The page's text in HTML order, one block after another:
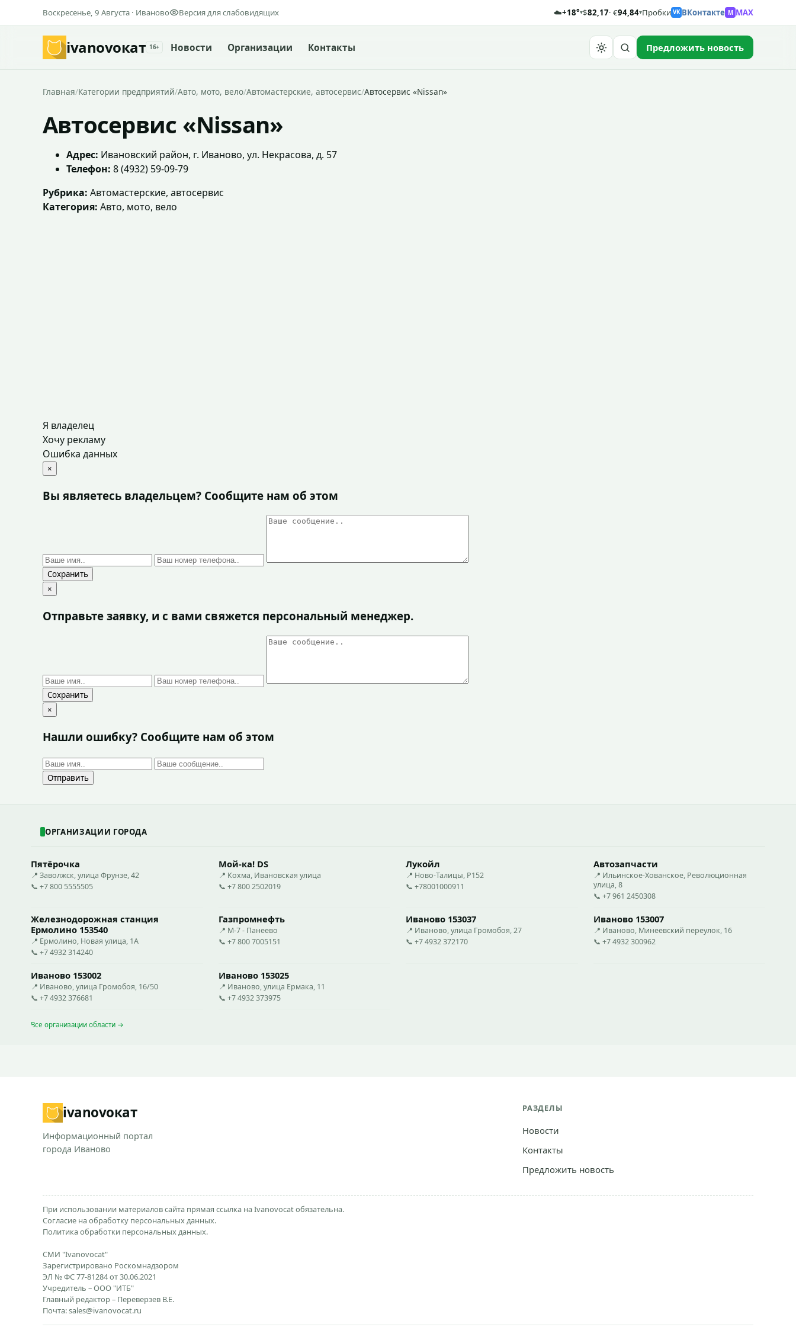
Воскресенье, 9 Августа · Иваново Версия для слабовидящих ☁️+18°▾$82,17· €94,84▾Пробки VK ВКонтакте M MAX
ivanovoкат 16+ Новости Организации Контакты Предложить новость
Главная/Категории предприятий/Авто, мото, вело/Автомастерские, автосервис/Автосервис «Nissan»
Автосервис «Nissan»
Адрес: Ивановский район, г. Иваново, ул. Некрасова, д. 57
Телефон: 8 (4932) 59-09-79
Рубрика: Автомастерские, автосервис
Категория: Авто, мото, вело
Я владелец
Хочу рекламу
Ошибка данных
×
Вы являетесь владельцем? Сообщите нам об этом
Сохранить
×
Отправьте заявку, и с вами свяжется персональный менеджер.
Сохранить
×
Нашли ошибку? Сообщите нам об этом
Отправить
ОРГАНИЗАЦИИ ГОРОДА
Пятёрочка
📍 Заволжск, улица Фрунзе, 42
📞 +7 800 5555505
Мой-ка! DS
📍 Кохма, Ивановская улица
📞 +7 800 2502019
Лукойл
📍 Ново-Талицы, Р152
📞 +78001000911
Автозапчасти
📍 Ильинское-Хованское, Революционная
улица, 8
📞 +7 961 2450308
Железнодорожная станция
Ермолино 153540
📍 Ермолино, Новая улица, 1А
📞 +7 4932 314240
Газпромнефть
📍 М-7 - Панеево
📞 +7 800 7005151
Иваново 153037
📍 Иваново, улица Громобоя, 27
📞 +7 4932 372170
Иваново 153007
📍 Иваново, Минеевский переулок, 16
📞 +7 4932 300962
Иваново 153002
📍 Иваново, улица Громобоя, 16/50
📞 +7 4932 376681
Иваново 153025
📍 Иваново, улица Ермака, 11
📞 +7 4932 373975
Все организации области →
ivanovoкат
Информационный портал
города Иваново
РАЗДЕЛЫ
Новости
Контакты
Предложить новость
При использовании материалов сайта прямая ссылка на Ivanovocat обязательна.
Согласие на обработку персональных данных.
Политика обработки персональных данных.
СМИ "Ivanovocat"
Зарегистрировано Роскомнадзором
ЭЛ № ФС 77-81284 от 30.06.2021
Учредитель – ООО "ИТБ"
Главный редактор – Переверзев В.Е.
Почта:sales@ivanovocat.ru